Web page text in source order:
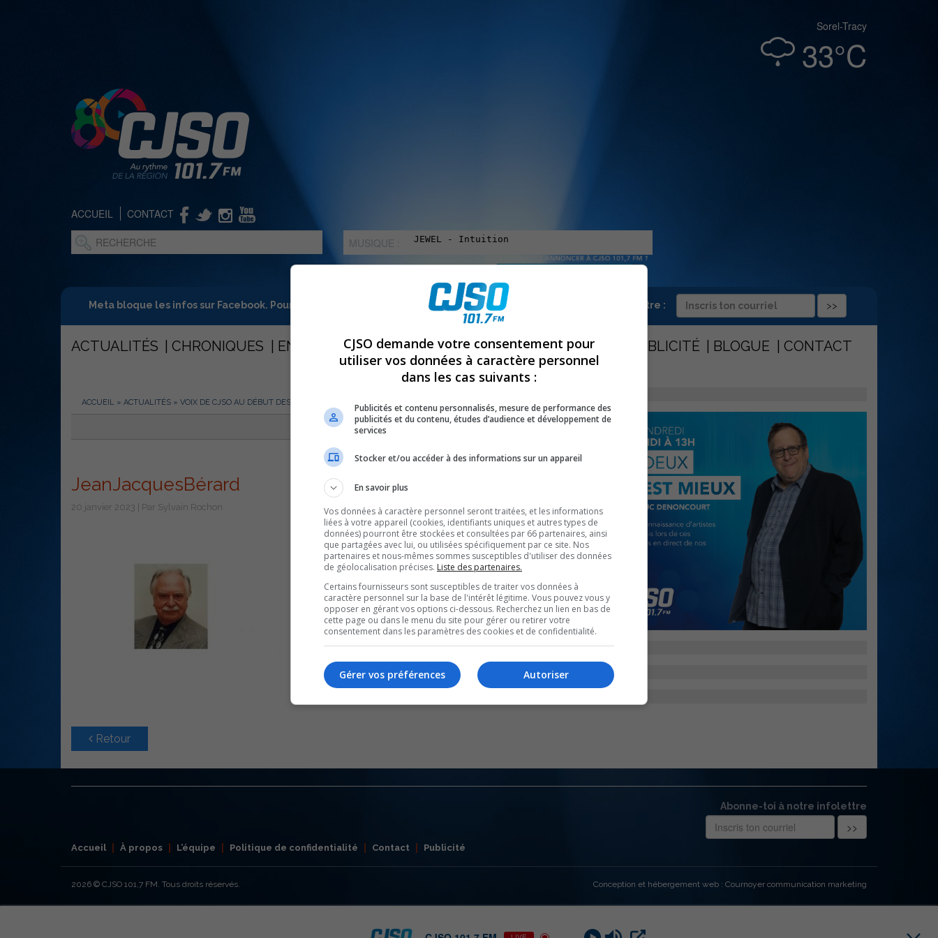
Sorel-Tracy
33°C
ACCUEIL CONTACT
MUSIQUE :
Meta bloque les infos sur Facebook. Pour ne rien manquer à Sorel-Tracy et la région, abonne-toi à notre infolettre :
ACTUALITÉS CHRONIQUES ENTREVUES OPINION ÉMISSIONS CONCOURS PUBLICITÉ BLOGUE CONTACT
ACCUEIL » ACTUALITÉS » VOIX DE CJSO AU DÉBUT DES ANNÉES 50, JEAN-JACQUES BÉRARD EST DÉCÉDÉ»JEANJACQUESBÉRARD
PARTAGEZ
JeanJacquesBérard
20 janvier 2023 | Par Sylvain Rochon
Retour
Abonne-toi à notre infolettre
Accueil À propos L’équipe Politique de confidentialité Contact Publicité
2026 © CJSO 101,7 FM. Tous droits réservés. Conception et hébergement web : Cournoyer communication marketing
CJSO demande votre consentement pour
utiliser vos données à caractère personnel
dans les cas suivants :
Publicités et contenu personnalisés, mesure de performance des
publicités et du contenu, études d’audience et développement de
services
Stocker et/ou accéder à des informations sur un appareil
En savoir plus
Vos données à caractère personnel seront traitées, et les informations
liées à votre appareil (cookies, identifiants uniques et autres types de
données) pourront être stockées et consultées par 66 partenaires, ainsi
que partagées avec lui, ou utilisées spécifiquement par ce site. Nos
partenaires et nous-mêmes sommes susceptibles d'utiliser des données
de géolocalisation précises. Liste des partenaires.
Certains fournisseurs sont susceptibles de traiter vos données à
caractère personnel sur la base de l'intérêt légitime. Vous pouvez vous y
opposer en gérant vos options ci-dessous. Recherchez un lien en bas de
cette page ou dans le menu du site pour gérer ou retirer votre
consentement dans les paramètres des cookies et de confidentialité.
Autoriser
Gérer vos préférences